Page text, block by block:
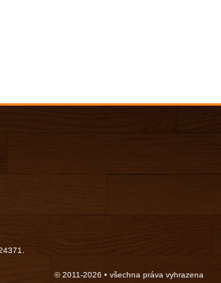
© 2011-2026 • všechna práva vyhrazena